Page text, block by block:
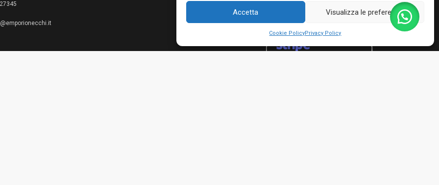
Accetta Visualizza le preferenze
Cookie PolicyPrivacy Policy
circuiti, le tue prepagate e Postepay e non hai
bisogno di creare nessun account!